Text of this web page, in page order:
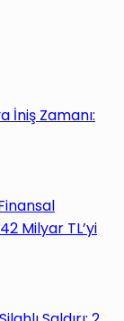
İniş Zamanı:
Milyar TL’yi